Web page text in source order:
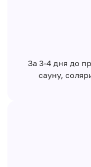
За 3-4 дня до
сауну,